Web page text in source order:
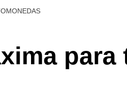
para